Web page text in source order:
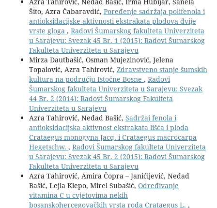
Šito, Azra Čabaravdić, Poređenje sadržaja polifenola i
antioksidacijske aktivnosti ekstrakata plodova dvije
vrste gloga , Radovi Šumarskog fakulteta Univerziteta
u Sarajevu: Svezak 45 Br. 1 (2015): Radovi Šumarskog
Fakulteta Univerziteta u Sarajevu
Mirza Dautbašić, Osman Mujezinović, Jelena
Topalović, Azra Tahirović, Zdravstveno stanje šumskih
kultura na području Istočne Bosne , Radovi
Šumarskog fakulteta Univerziteta u Sarajevu: Svezak
44 Br. 2 (2014): Radovi Šumarskog Fakulteta
Univerziteta u Sarajevu
Azra Tahirović, Neđad Bašić, Sadržaj fenola i
antioksidacijska aktivnost ekstrakata lišća i ploda
Crataegus monogyna Jacq. i Crataegus macrocarpa
Hegetschw. , Radovi Šumarskog fakulteta Univerziteta
u Sarajevu: Svezak 45 Br. 2 (2015): Radovi Šumarskog
Fakulteta Univerziteta u Sarajevu
Azra Tahirović, Amira Čopra – Janićijević, Neđad
Bašić, Lejla Klepo, Mirel Subašić, Određivanje
vitamina C u cvjetovima nekih
bosanskohercegovačkih vrsta roda Crataegus L. ,